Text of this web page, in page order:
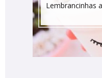
Lembrancinhas